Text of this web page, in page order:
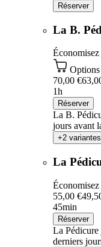
Réserver
La B.
Options
70,00 €
1h
Réserver
La B.
jours avant
+2
La
55,00 €
45min
Réserver
La Pédicure
derniers